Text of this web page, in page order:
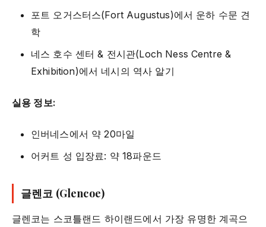
포트 오거스터스(Fort Augustus)에서 운하 수문 견
학
네스 호수 센터 & 전시관(Loch Ness Centre &
Exhibition)에서 네시의 역사 알기
실용 정보:
인버네스에서 약 20마일
어커트 성 입장료: 약 18파운드
글렌코 (Glencoe)
글렌코는 스코틀랜드 하이랜드에서 가장 유명한 계곡으